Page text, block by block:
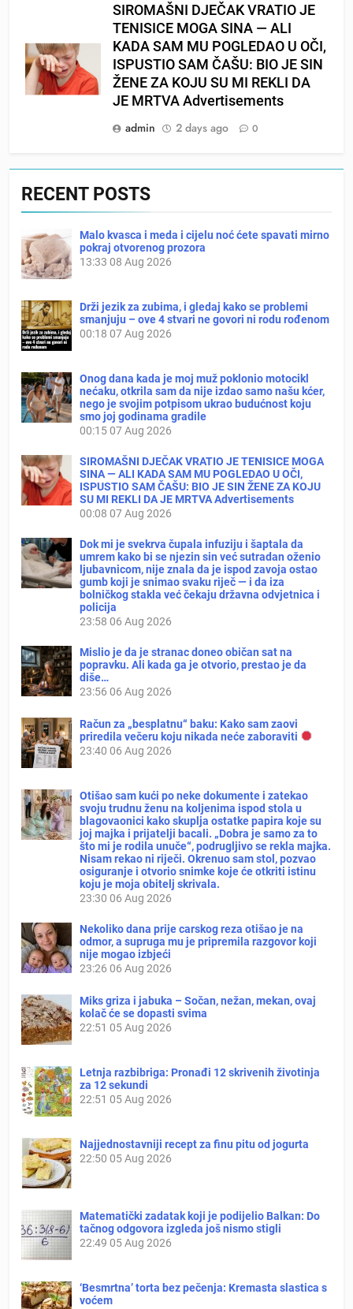
SIROMAŠNI DJEČAK VRATIO JE
TENISICE MOGA SINA — ALI
KADA SAM MU POGLEDAO U OČI,
ISPUSTIO SAM ČAŠU: BIO JE SIN
ŽENE ZA KOJU SU MI REKLI DA
JE MRTVA Advertisements
admin
2 days ago 0
RECENT POSTS
Malo kvasca i meda i cijelu noć ćete spavati mirno
pokraj otvorenog prozora
13:33 08 Aug 2026
Drži jezik za zubima, i gledaj kako se problemi
smanjuju – ove 4 stvari ne govori ni rodu rođenom
00:18 07 Aug 2026
Onog dana kada je moj muž poklonio motocikl
nećaku, otkrila sam da nije izdao samo našu kćer,
nego je svojim potpisom ukrao budućnost koju
smo joj godinama gradile
00:1507 Aug 2026
SIROMAŠNI DJEČAK VRATIO JE TENISICE MOGA
SINA — ALI KADA SAM MU POGLEDAO U OČI,
ISPUSTIO SAM ČAŠU: BIO JE SIN ŽENE ZA KOJU
SU MI REKLI DA JE MRTVA Advertisements
00:08 07 Aug 2026
Dok mi je svekrva čupala infuziju i šaptala da
umrem kako bi se njezin sin već sutradan oženio
ljubavnicom, nije znala da je ispod zavoja ostao
gumb koji je snimao svaku riječ — i da iza
bolničkog stakla već čekaju državna odvjetnica i
policija
23:58 06 Aug 2026
Mislio je da je stranac doneo običan sat na
popravku. Ali kada ga je otvorio, prestao je da
diše…
23:56 06 Aug 2026
Račun za „besplatnu“ baku: Kako sam zaovi
priredila večeru koju nikada neće zaboraviti
23:40 06 Aug 2026
Otišao sam kući po neke dokumente i zatekao
svoju trudnu ženu na koljenima ispod stola u
blagovaonici kako skuplja ostatke papira koje su
joj majka i prijatelji bacali. „Dobra je samo za to
što mi je rodila unuče“, podrugljivo se rekla majka.
Nisam rekao ni riječi. Okrenuo sam stol, pozvao
osiguranje i otvorio snimke koje će otkriti istinu
koju je moja obitelj skrivala.
23:30 06 Aug 2026
Nekoliko dana prije carskog reza otišao je na
odmor, a supruga mu je pripremila razgovor koji
nije mogao izbjeći
23:26 06 Aug 2026
Miks griza i jabuka – Sočan, nežan, mekan, ovaj
kolač će se dopasti svima
22:51 05 Aug 2026
Letnja razbibriga: Pronađi 12 skrivenih životinja
za 12 sekundi
22:51 05 Aug 2026
Najjednostavniji recept za finu pitu od jogurta
22:50 05 Aug 2026
Matematički zadatak koji je podijelio Balkan: Do
tačnog odgovora izgleda još nismo stigli
22:49 05 Aug 2026
‘Besmrtna’ torta bez pečenja: Kremasta slastica s
voćem